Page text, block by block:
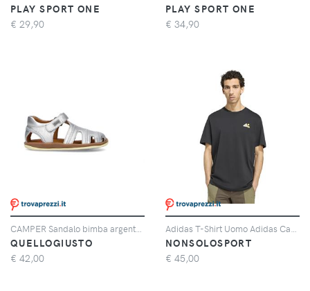
PLAY SPORT ONE
€ 29,90
PLAY SPORT ONE
€ 34,90
QUELLOGIUSTO
€ 42,00
NONSOLOSPORT
€ 45,00